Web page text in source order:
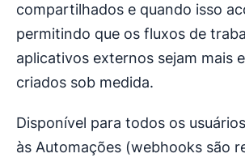
compartilhados e quando isso
permitindo que os fluxos de
aplicativos externos sejam mais
criados sob medida.
Disponível para todos os
às Automações (webhooks são